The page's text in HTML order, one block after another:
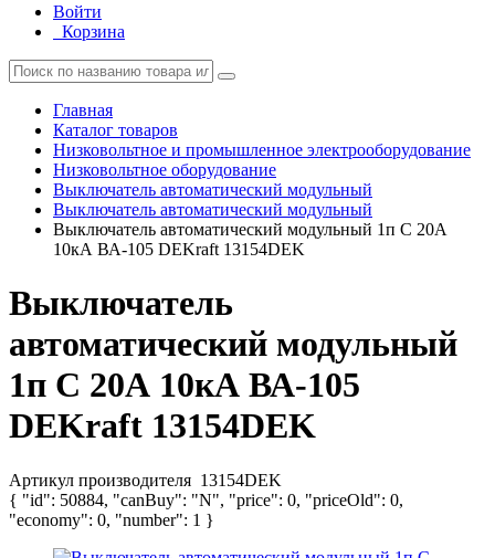
Войти
Корзина
Главная
Каталог товаров
Низковольтное и промышленное электрооборудование
Низковольтное оборудование
Выключатель автоматический модульный
Выключатель автоматический модульный
Выключатель автоматический модульный 1п C 20А
10кА ВА-105 DEKraft 13154DEK
Выключатель
автоматический модульный
1п C 20А 10кА ВА-105
DEKraft 13154DEK
Артикул производителя 13154DEK
{ "id": 50884, "canBuy": "N", "price": 0, "priceOld": 0,
"economy": 0, "number": 1 }